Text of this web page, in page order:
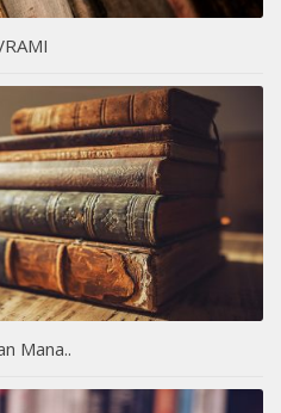
Mana..